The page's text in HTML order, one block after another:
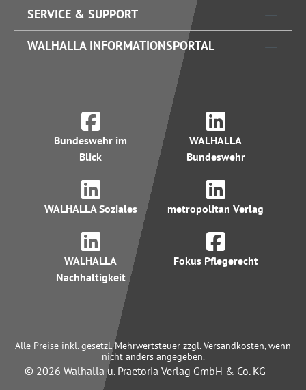
SERVICE & SUPPORT
WALHALLA INFORMATIONSPORTAL
Bundeswehr im
Blick
WALHALLA
Bundeswehr
WALHALLA Soziales metropolitan Verlag
WALHALLA
Nachhaltigkeit
Fokus Pflegerecht
Alle Preise inkl. gesetzl. Mehrwertsteuer zzgl. Versandkosten, wenn
nicht anders angegeben.
© 2026 Walhalla u. Praetoria Verlag GmbH & Co. KG